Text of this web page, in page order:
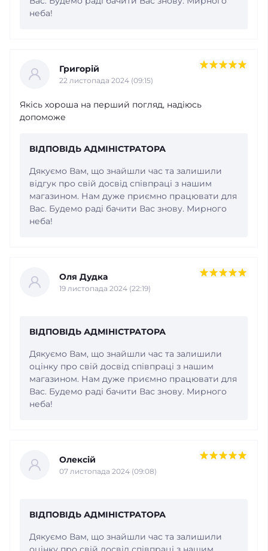
неба!
Григорій
22 листопада 2024 (09:15)
Якісь хороша на перший погляд, надіюсь
допоможе
ВІДПОВІДЬ АДМІНІСТРАТОРА
Дякуємо Вам, що знайшли час та залишили
відгук про свій досвід співпраці з нашим
магазином. Нам дуже приємно працювати для
Вас. Будемо раді бачити Вас знову. Мирного
неба!
Оля Дудка
19 листопада 2024 (22:19)
ВІДПОВІДЬ АДМІНІСТРАТОРА
Дякуємо Вам, що знайшли час та залишили
оцінку про свій досвід співпраці з нашим
магазином. Нам дуже приємно працювати для
Вас. Будемо раді бачити Вас знову. Мирного
неба!
Олексій
07 листопада 2024 (09:08)
ВІДПОВІДЬ АДМІНІСТРАТОРА
Дякуємо Вам, що знайшли час та залишили